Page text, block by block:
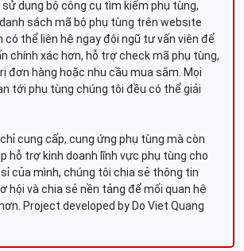
dụng bộ công cụ tìm kiếm phụ tùng,
sách mã bộ phụ tùng trên website
có thể liên hệ ngay đội ngũ tư vấn viên để
chính xác hơn, hỗ trợ check mã phụ tùng,
đơn hàng hoặc nhu cầu mua sắm. Mọi
tới phụ tùng chúng tôi đều có thể giải
chỉ cung cấp, cung ứng phụ tùng mà còn
hỗ trợ kinh doanh lĩnh vực phụ tùng cho
của mình, chúng tôi chia sẻ thông tin
hội và chia sẻ nền tảng để mối quan hệ
Project developed by Do Viet Quang